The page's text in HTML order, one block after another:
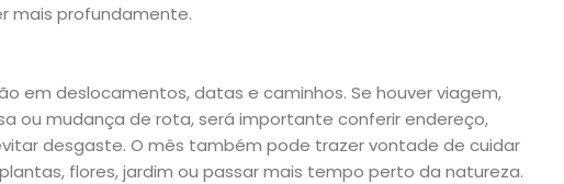
mais profundamente.
em deslocamentos, datas e caminhos. Se houver viagem,
ou mudança de rota, será importante conferir endereço,
desgaste. O mês também pode trazer vontade de cuidar
flores, jardim ou passar mais tempo perto da natureza.